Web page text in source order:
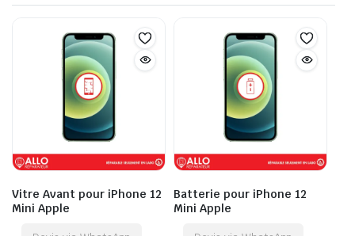
Vitre Avant pour iPhone 12
Mini Apple
Batterie pour iPhone 12
Mini Apple